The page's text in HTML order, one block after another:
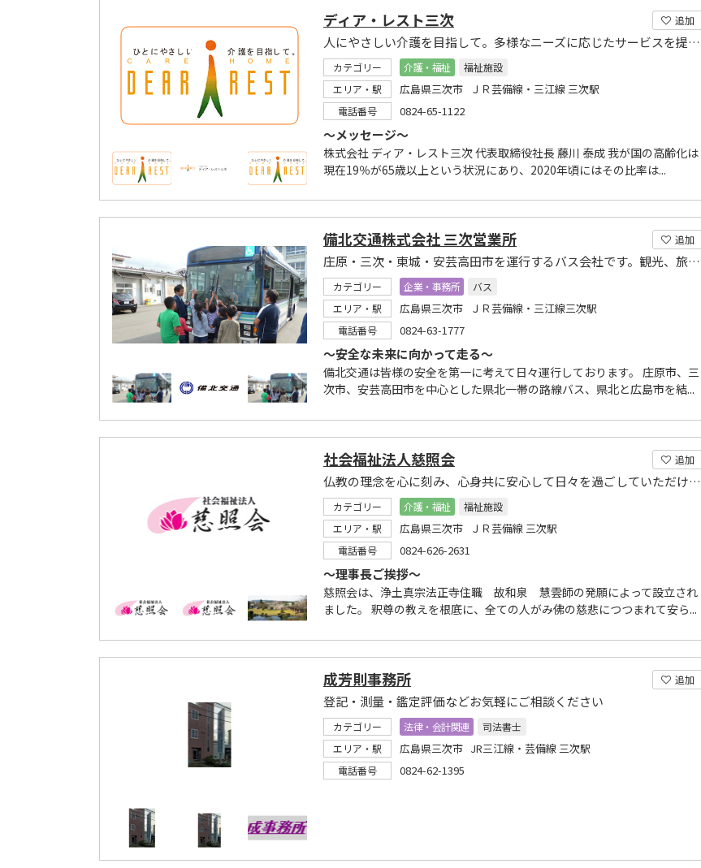
追加
ディア・レスト三次
人にやさしい介護を目指して。多様なニーズに応じたサービスを提供します
カテゴリー 介護・福祉
福祉施設
エリア・駅
広島県三次市 ＪＲ芸備線・三江線 三次駅
電話番号 0824-65-1122
～メッセージ～
株式会社 ディア・レスト三次 代表取締役社長 藤川 泰成 我が国の高齢化は
現在19％が65歳以上という状況にあり、2020年頃にはその比率は...
追加
備北交通株式会社 三次営業所
庄原・三次・東城・安芸高田市を運行するバス会社です。観光、旅行、ビジネスに最適！
カテゴリー 企業・事務所
バス
エリア・駅
広島県三次市 ＪＲ芸備線・三江線三次駅
電話番号 0824-63-1777
～安全な未来に向かって走る～
備北交通は皆様の安全を第一に考えて日々運行しております。 庄原市、三
次市、安芸高田市を中心とした県北一帯の路線バス、県北と広島市を結...
追加
社会福祉法人慈照会
仏教の理念を心に刻み、心身共に安心して日々を過ごしていただけることを願いとしております
カテゴリー 介護・福祉
福祉施設
エリア・駅
広島県三次市 ＪＲ芸備線 三次駅
電話番号 0824-626-2631
～理事長ご挨拶～
慈照会は、浄土真宗法正寺住職 故和泉 慧雲師の発願によって設立され
ました。 釈尊の教えを根底に、全ての人がみ佛の慈悲につつまれて安ら...
追加
成芳則事務所
登記・測量・鑑定評価などお気軽にご相談ください
カテゴリー 法律・会計関連
司法書士
エリア・駅
広島県三次市 JR三江線・芸備線 三次駅
電話番号 0824-62-1395